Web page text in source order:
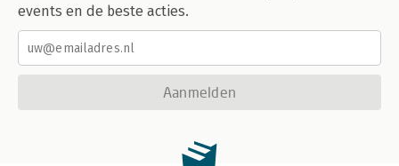
events en de beste acties.
Aanmelden